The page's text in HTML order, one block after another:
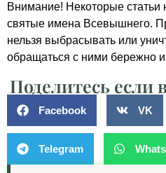
Внимание! Некоторые
святые имена Всевышнего.
нельзя выбрасывать или
обращаться с ними бережно и
Поделитесь если
Facebook VK
Telegram